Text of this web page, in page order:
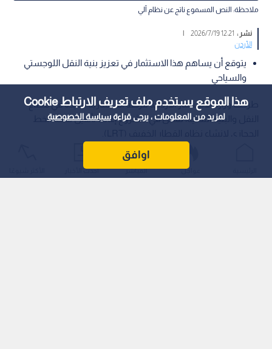
هذا الموقع يستخدم ملف تعريف الارتباط Cookie
لمزيد من المعلومات ، يرجى قراءةسياسة الخصوصية
اوافق
ملاحظة: النص المسموع ناتج عن نظام آلي
نشر : 12:21 2026/7/19
|
الأردن
يتوقع أن يساهم هذا الاستثمار في تعزيز بنية النقل اللوجستي
والسياحي
طرحت وزارة الاستثمار الأردنية فرصة استثمارية جديدة في قطاع
النقل والبنية التحتية، تتمثل في مشروع إعادة تأهيل سكة الخط
عواجل المباشر أحدث الأخبار